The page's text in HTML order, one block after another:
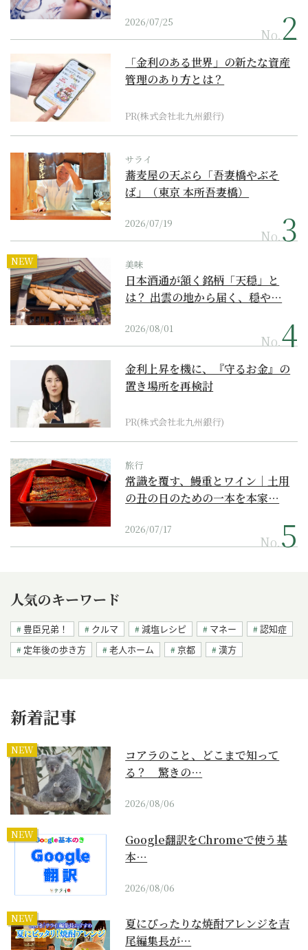
2026/07/25
No.
「金利のある世界」の新たな資産
管理のあり方とは？
PR(株式会社北九州銀行)
サライ
蕎麦屋の天ぷら「吾妻橋やぶそ
ば」（東京 本所吾妻橋）
2026/07/19
No.
NEW 美味
日本酒通が頷く銘柄「天穏」と
は？ 出雲の地から届く、穏や…
2026/08/01
No.
金利上昇を機に、『守るお金』の
置き場所を再検討
PR(株式会社北九州銀行)
旅行
常識を覆す、鰻重とワイン｜土用
の丑の日のための一本を本家…
2026/07/17
No.
人気のキーワード
豊臣兄弟！ クルマ 減塩レシピ マネー
認知症
定年後の歩き方
老人ホーム 京都 漢方
新着記事
NEW
コアラのこと、どこまで知って
る？ 驚きの…
2026/08/06
NEW
Google翻訳をChromeで使う基
本…
2026/08/06
NEW
夏にぴったりな焼酎アレンジを吉
尾編集長が…